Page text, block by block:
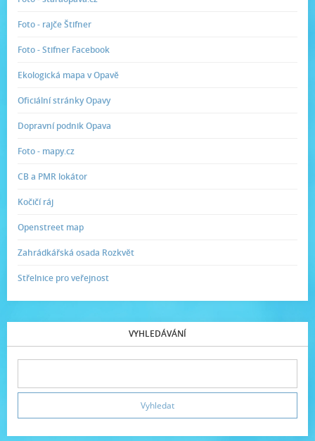
Foto - rajče Štifner
Foto - Stifner Facebook
Ekologická mapa v Opavě
Oficiální stránky Opavy
Dopravní podnik Opava
Foto - mapy.cz
CB a PMR lokátor
Kočičí ráj
Openstreet map
Zahrádkářská osada Rozkvět
Střelnice pro veřejnost
VYHLEDÁVÁNÍ